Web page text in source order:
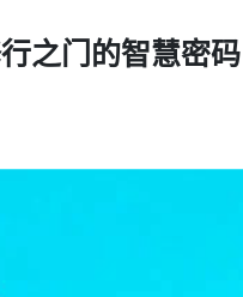
之门的智慧密码